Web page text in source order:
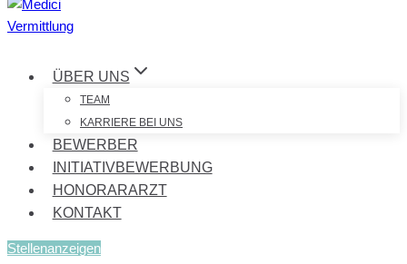
ÜBER UNS
TEAM
KARRIERE BEI UNS
BEWERBER
INITIATIVBEWERBUNG
HONORARARZT
KONTAKT
Stellenanzeigen